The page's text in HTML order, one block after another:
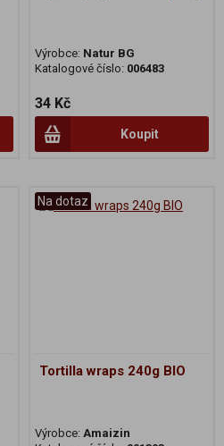
Výrobce: Natur BG
Katalogové číslo: 006483
34 Kč
Koupit
Na dotaz
Tortilla wraps 240g BIO
Výrobce: Amaizin